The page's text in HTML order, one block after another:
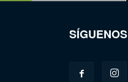
SÍGUENOS